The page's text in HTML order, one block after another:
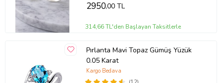
2950,00 TL
314,66 TL'den Başlayan Taksitlerle
Pırlanta Mavi Topaz Gümüş Yüzük
0.05 Karat
Kargo Bedava